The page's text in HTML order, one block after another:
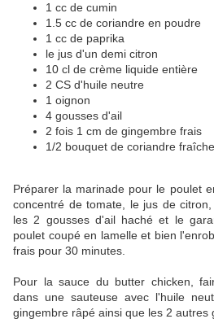
1 cc de cumin
1.5 cc de coriandre en poudre
1 cc de paprika
le jus d'un demi citron
10 cl de crème liquide entière
2 CS d'huile neutre
1 oignon
4 gousses d'ail
2 fois 1 cm de gingembre frais
1/2 bouquet de coriandre fraîche
Préparer la marinade pour le poulet
concentré de tomate, le jus de
les 2 gousses d'ail haché et le
poulet coupé en lamelle et bien
frais pour 30 minutes.
Pour la sauce du butter chicken,
dans une sauteuse avec l'huile
gingembre râpé ainsi que les 2 autres